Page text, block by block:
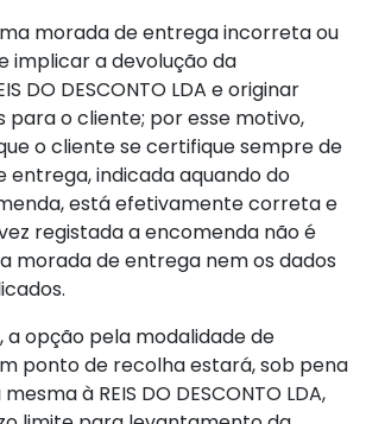
morada de entrega incorreta ou
implicar a devolução da
DO DESCONTO LDA e originar
para o cliente; por esse motivo,
o cliente se certifique sempre de
entrega, indicada aquando do
está efetivamente correta e
registada a encomenda não é
morada de entrega nem os dados
opção pela modalidade de
ponto de recolha estará, sob pena
à REIS DO DESCONTO LDA,